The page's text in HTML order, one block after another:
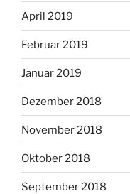
April 2019
Februar 2019
Januar 2019
Dezember 2018
November 2018
Oktober 2018
September 2018